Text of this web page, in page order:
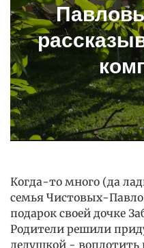
Когда-то много (да
семья Чистовых-
подарок своей дочке
Родители решили
дедушкой - воплотить